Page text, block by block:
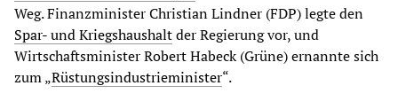
Weg. Finanzminister Christian Lindner (FDP) legte den
Spar- und Kriegshaushaltder Regierung vor, und
Wirtschaftsminister Robert Habeck (Grüne) ernannte sich
zum „Rüstungsindustrieminister“.